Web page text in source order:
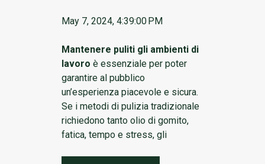
May 7, 2024, 4:39:00 PM
Mantenere puliti gli ambienti di
lavoro è essenziale per poter
garantire al pubblico
un’esperienza piacevole e sicura.
Se i metodi di pulizia tradizionale
richiedono tanto olio di gomito,
fatica, tempo e stress, gli